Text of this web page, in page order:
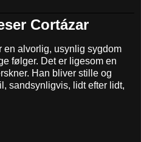
Cortázar
en alvorlig, usynlig sygdom
følger. Det er ligesom en
Han bliver stille og
sandsynligvis, lidt efter lidt,